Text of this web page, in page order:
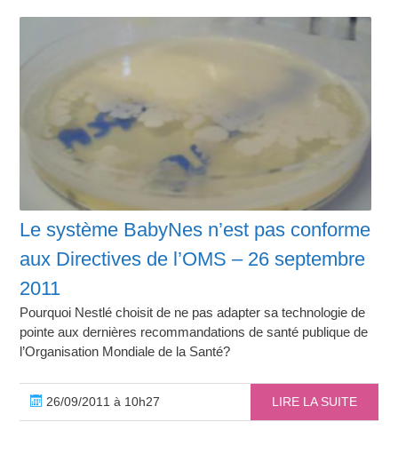
Le système BabyNes n’est pas conforme
aux Directives de l’OMS – 26 septembre
2011
Pourquoi Nestlé choisit de ne pas adapter sa technologie de
pointe aux dernières recommandations de santé publique de
l’Organisation Mondiale de la Santé?
26/09/2011 à 10h27 LIRE LA SUITE